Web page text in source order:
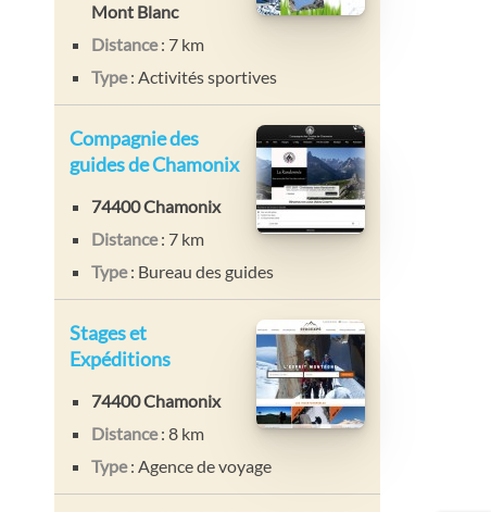
Mont Blanc
Distance: 7 km
Type: Activités sportives
Compagnie des
guides de Chamonix
74400 Chamonix
Distance: 7 km
Type: Bureau des guides
Stages et
Expéditions
74400 Chamonix
Distance: 8 km
Type: Agence de voyage